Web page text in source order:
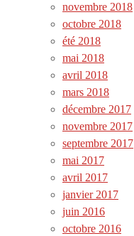
novembre 2018
octobre 2018
été 2018
mai 2018
avril 2018
mars 2018
décembre 2017
novembre 2017
septembre 2017
mai 2017
avril 2017
janvier 2017
juin 2016
octobre 2016